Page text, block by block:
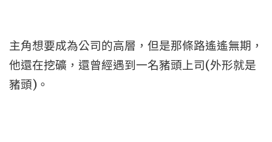
主角想要成為公司的高層，但是那條路遙遙無期，
他還在挖礦，還曾經遇到一名豬頭上司(外形就是
豬頭)。